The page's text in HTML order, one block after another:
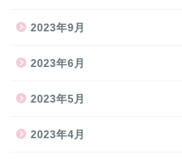
2023年9月
2023年6月
2023年5月
2023年4月